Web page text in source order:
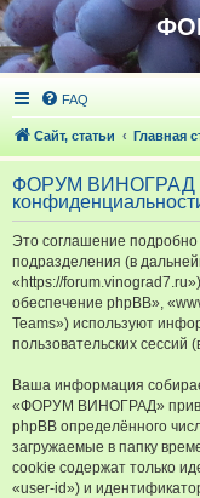
FAQ
Сайт, статьи Главная
ФОРУМ ВИНОГРАД -
Это соглашение
подразделения (в
«https://
обеспечение phpBB»,
Teams») используют
пользовательских
Ваша информация
«ФОРУМ ВИНОГРАД»
phpBB определённого
загружаемые в папку
cookie содержат только
«user-id») и